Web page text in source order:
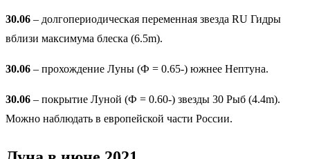
30.06 – долгопериодическая переменная звезда RU Гидры
вблизи максимума блеска (6.5m).
30.06 – прохождение Луны (Ф = 0.65-) южнее Нептуна.
30.06 – покрытие Луной (Ф = 0.60-) звезды 30 Рыб (4.4m).
Можно наблюдать в европейской части России.